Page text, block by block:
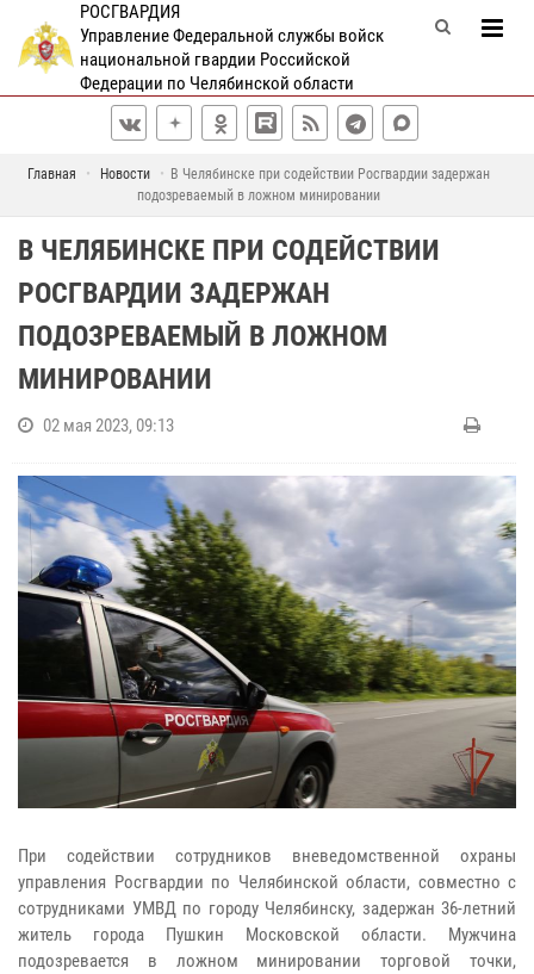
РОСГВАРДИЯ
Управление Федеральной службы войск
национальной гвардии Российской
Федерации по Челябинской области
Главная Новости
В Челябинске при содействии Росгвардии задержан
подозреваемый в ложном минировании
В ЧЕЛЯБИНСКЕ ПРИ СОДЕЙСТВИИ
РОСГВАРДИИ ЗАДЕРЖАН
ПОДОЗРЕВАЕМЫЙ В ЛОЖНОМ
МИНИРОВАНИИ
02 мая 2023, 09:13
При содействии сотрудников вневедомственной охраны
управления Росгвардии по Челябинской области, совместно с
сотрудниками УМВД по городу Челябинску, задержан 36-летний
житель города Пушкин Московской области. Мужчина
подозревается в ложном минировании торговой точки,